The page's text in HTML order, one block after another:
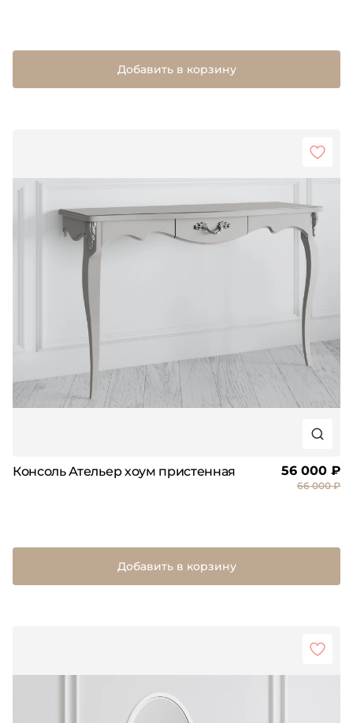
Добавить в корзину
Консоль Ательер хоум пристенная 56 000 ₽
66 000 ₽
Добавить в корзину